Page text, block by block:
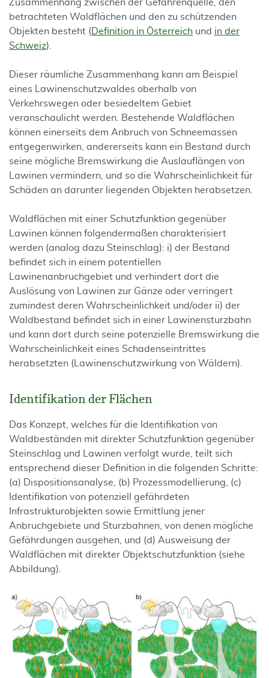
Zusammenhang zwischen der Gefahrenquelle, den
betrachteten Waldflächen und den zu schützenden
Objekten besteht ( Definition in Österreich und in der
Schweiz).
Dieser räumliche Zusammenhang kann am Beispiel
eines Lawinenschutzwaldes oberhalb von
Verkehrswegen oder besiedeltem Gebiet
veranschaulicht werden. Bestehende Waldflächen
können einerseits dem Anbruch von Schneemassen
entgegenwirken, andererseits kann ein Bestand durch
seine mögliche Bremswirkung die Auslauflängen von
Lawinen vermindern, und so die Wahrscheinlichkeit für
Schäden an darunter liegenden Objekten herabsetzen.
Waldflächen mit einer Schutzfunktion gegenüber
Lawinen können folgendermaßen charakterisiert
werden (analog dazu Steinschlag): i) der Bestand
befindet sich in einem potentiellen
Lawinenanbruchgebiet und verhindert dort die
Auslösung von Lawinen zur Gänze oder verringert
zumindest deren Wahrscheinlichkeit und/oder ii) der
Waldbestand befindet sich in einer Lawinensturzbahn
und kann dort durch seine potenzielle Bremswirkung die
Wahrscheinlichkeit eines Schadenseintrittes
herabsetzten (Lawinenschutzwirkung von Wäldern).
Identifikation der Flächen
Das Konzept, welches für die Identifikation von
Waldbeständen mit direkter Schutzfunktion gegenüber
Steinschlag und Lawinen verfolgt wurde, teilt sich
entsprechend dieser Definition in die folgenden Schritte:
(a) Dispositionsanalyse, (b) Prozessmodellierung, (c)
Identifikation von potenziell gefährdeten
Infrastrukturobjekten sowie Ermittlung jener
Anbruchgebiete und Sturzbahnen, von denen mögliche
Gefährdungen ausgehen, und (d) Ausweisung der
Waldflächen mit direkter Objektschutzfunktion (siehe
Abbildung).